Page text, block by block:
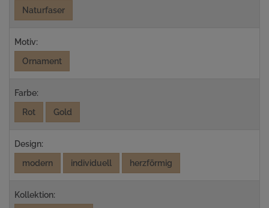
Naturfaser
Motiv:
Ornament
Farbe:
Rot
Gold
Design:
modern
individuell herzförmig
Kollektion: